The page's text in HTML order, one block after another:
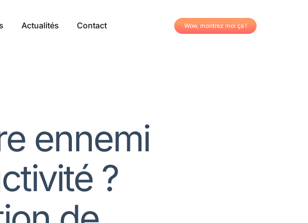
Actualités Contact Wow, montrez moi ça !
ennemi
?